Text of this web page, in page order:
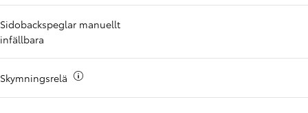
Sidobackspeglar manuellt
infällbara
Skymningsrelä